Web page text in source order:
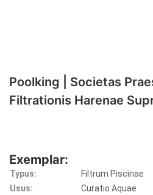
Poolking | Societas
Filtrationis Harenae
Exemplar:
Typus:
Filtrum Piscinae
Usus:
Curatio Aquae